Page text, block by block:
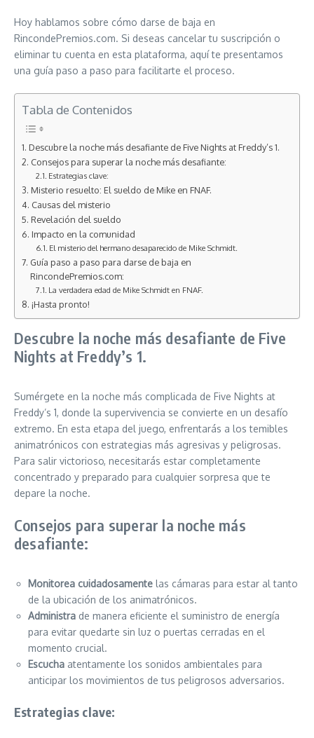
Hoy hablamos sobre cómo darse de baja en
RincondePremios.com. Si deseas cancelar tu suscripción o
eliminar tu cuenta en esta plataforma, aquí te presentamos
una guía paso a paso para facilitarte el proceso.
Tabla de Contenidos
Descubre la noche más desafiante de Five Nights at Freddy’s 1.
Consejos para superar la noche más desafiante:
Estrategias clave:
Misterio resuelto: El sueldo de Mike en FNAF.
Causas del misterio
Revelación del sueldo
Impacto en la comunidad
El misterio del hermano desaparecido de Mike Schmidt.
Guía paso a paso para darse de baja en
RincondePremios.com:
La verdadera edad de Mike Schmidt en FNAF.
¡Hasta pronto!
Descubre la noche más desafiante de Five
Nights at Freddy’s 1.
Sumérgete en la noche más complicada de Five Nights at
Freddy’s 1, donde la supervivencia se convierte en un desafío
extremo. En esta etapa del juego, enfrentarás a los temibles
animatrónicos con estrategias más agresivas y peligrosas.
Para salir victorioso, necesitarás estar completamente
concentrado y preparado para cualquier sorpresa que te
depare la noche.
Consejos para superar la noche más
desafiante:
Monitorea cuidadosamente las cámaras para estar al tanto
de la ubicación de los animatrónicos.
Administra de manera eficiente el suministro de energía
para evitar quedarte sin luz o puertas cerradas en el
momento crucial.
Escucha atentamente los sonidos ambientales para
anticipar los movimientos de tus peligrosos adversarios.
Estrategias clave: